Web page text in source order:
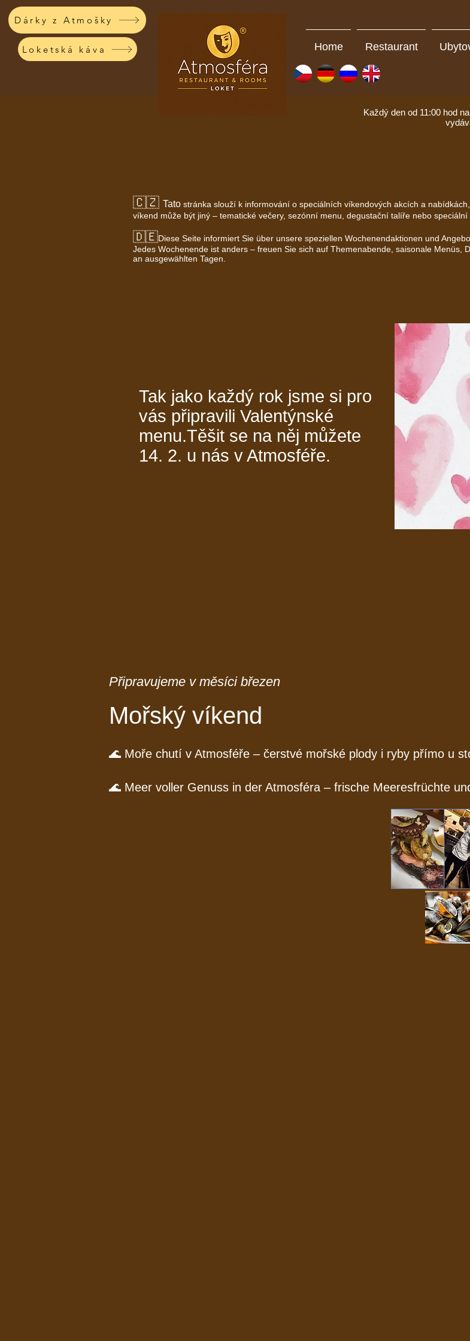
Dárky z Atmošky
Home Restaurant
Každý den od 11:00 hod
🇨🇿 Tato stránka slouží k informování o speciálních víkendových akcích a
víkend může být jiný – tematické večery, sezónní menu, degustační talíře nebo speciální
🇩🇪Diese Seite informiert Sie über unsere speziellen Wochenendaktionen und
Jedes Wochenende ist anders – freuen Sie sich auf Themenabende, saisonale Menüs,
an ausgewählten Tagen.
Tak jako každý rok jsme si pro
vás připravili Valentýnské
menu.Těšit se na něj můžete
14. 2. u nás v Atmosféře.
Připravujeme v měsícibřezen
Mořský víkend
🌊 Moře chutí v Atmosféře – čerstvé mořské plody i ryby přímo u
🌊 Meer voller Genuss in der Atmosféra – frische Meeresfrüchte
Loketská káva